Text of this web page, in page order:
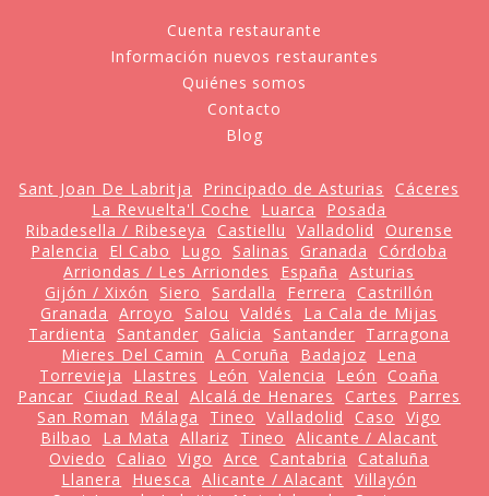
Cuenta restaurante
Información nuevos restaurantes
Quiénes somos
Contacto
Blog
Sant Joan De Labritja Principado de Asturias
Cáceres
La Revuelta'l Coche
Luarca
Posada
Ribadesella / Ribeseya
Castiellu Valladolid
Ourense
Palencia
El Cabo Lugo Salinas Granada
Córdoba
Arriondas / Les Arriondes
España
Asturias
Gijón / Xixón
Siero Sardalla Ferrera
Castrillón
Granada
Arroyo Salou Valdés
La Cala de Mijas
Tardienta
Santander Galicia Santander
Tarragona
Mieres Del Camin
A Coruña Badajoz
Lena
Torrevieja
Llastres León Valencia León
Coaña
Pancar
Ciudad Real Alcalá de Henares Cartes
Parres
San Roman
Málaga Tineo Valladolid Caso
Vigo
Bilbao
La Mata Allariz Tineo
Alicante / Alacant
Oviedo
Caliao Vigo Arce Cantabria
Cataluña
Llanera
Huesca Alicante / Alacant Villayón